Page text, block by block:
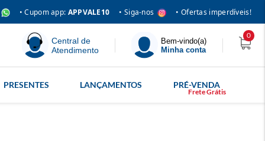
• Cupom app: APPVALE10 • Siga-nos • Ofertas imperdíveis!
Central de
Atendimento
Bem-vindo(a)
Minha conta
0
PRESENTES LANÇAMENTOS PRÉ-VENDA